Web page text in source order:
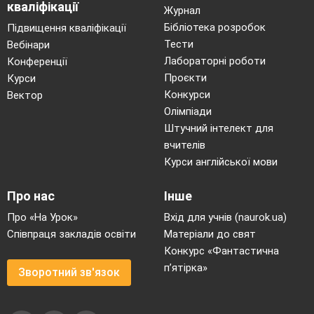
Ведучий
Хоч сонечко гріє уже по-
весняному
Все навколо оживає
прокидається
От тепер можна і свято продовжити.
Але яке ж свято без веселих гостей,
танців, сміху, жартів і музики.
( Учні виконують танець – 3 клас, “
А я коник – стрибунець “ – 2 клас, “
Дівчинка Оленка “ – 1 клас ).
1 “Веселеньке личко”
2 “ Швидкий млинець “
3 “ Нагодуй товариша “
Ведуча
В народі говорили: “ Душа ти моя,
Масляна, приїжджай до нас в гості
кваліфікації
Підвищення кваліфікації
Вебінари
Конференції
Курси
Вектор
Журнал
Бібліотека розробок
Тести
Лабораторні роботи
Проєкти
Конкурси
Олімпіади
Штучний інтелект для
вчителів
Курси англійської мови
Про нас
Про «На Урок»
Співпраця закладів освіти
Зворотний зв'язок
Інше
Вхід для учнів (naurok.ua)
Матеріали до свят
Конкурс «Фантастична
п’ятірка»